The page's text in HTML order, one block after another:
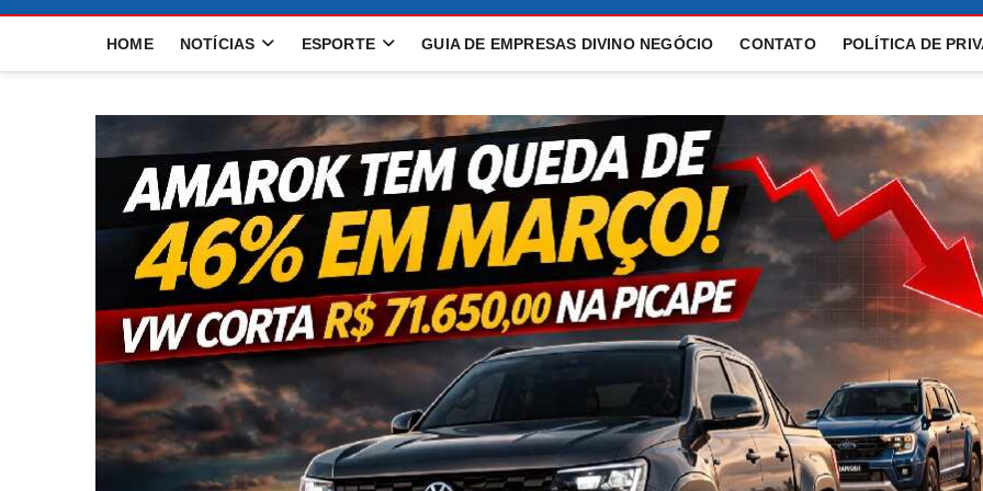
HOME NOTÍCIAS ESPORTE GUIA DE EMPRESAS DIVINO NEGÓCIO CONTATO POLÍTICA DE